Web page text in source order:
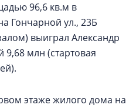
96,6 кв.м в
Гончарной ул., 23Б
выиграл Александр
млн (стартовая
этаже жилого дома на